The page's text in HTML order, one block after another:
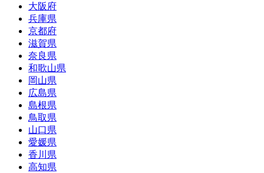
大阪府
兵庫県
京都府
滋賀県
奈良県
和歌山県
岡山県
広島県
島根県
鳥取県
山口県
愛媛県
香川県
高知県